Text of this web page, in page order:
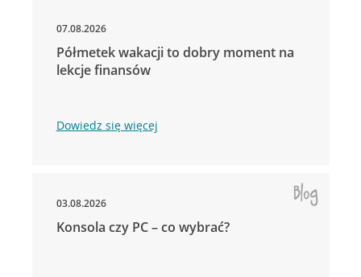
07.08.2026
Półmetek wakacji to dobry moment na
lekcje finansów
Dowiedz się więcej
03.08.2026
Konsola czy PC – co wybrać?